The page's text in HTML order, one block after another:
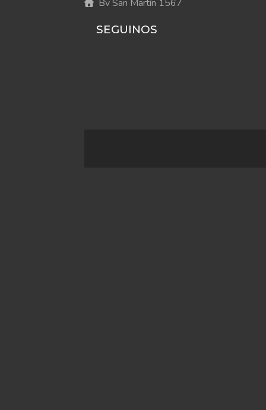
Bv San Martín 1567
SEGUINOS